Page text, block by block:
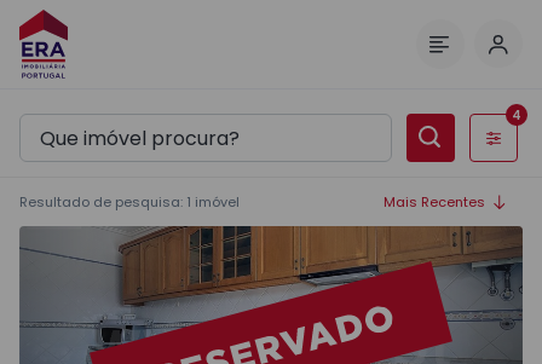
Filtros
4
Resultado de pesquisa: 1 imóvel Mais Recentes
Apartamento T2 Almada, Vale Flores - 1514482 - 5